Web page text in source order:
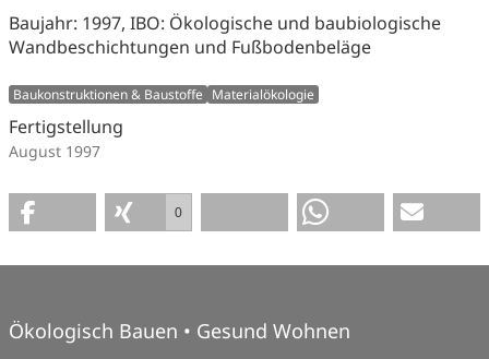
Baujahr: 1997, IBO: Ökologische und baubiologische
Wandbeschichtungen und Fußbodenbeläge
Baukonstruktionen & Baustoffe Materialökologie
Fertigstellung
August 1997
0
Ökologisch Bauen • Gesund Wohnen